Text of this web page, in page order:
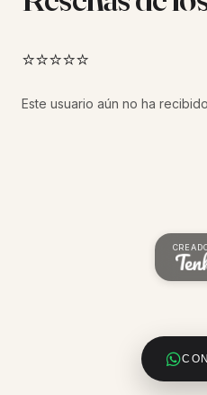
⭐⭐⭐⭐⭐
Este usuario aún no ha